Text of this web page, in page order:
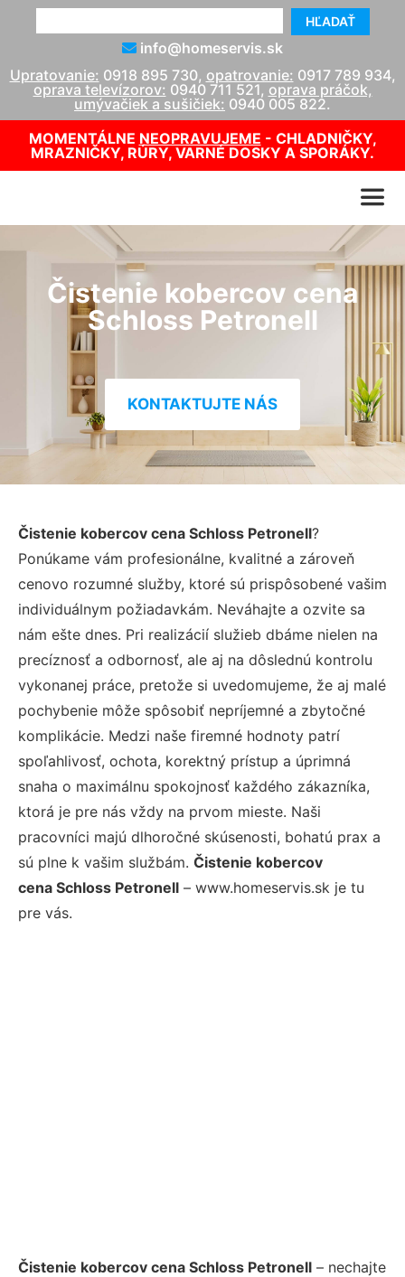
HĽADAŤ
info@homeservis.sk
Upratovanie: 0918 895 730, opatrovanie: 0917 789 934,
oprava televízorov: 0940 711 521, oprava práčok,
umývačiek a sušičiek: 0940 005 822.
MOMENTÁLNE NEOPRAVUJEME - CHLADNIČKY,
MRAZNIČKY, RÚRY, VARNÉ DOSKY A SPORÁKY.
Čistenie kobercov cena
Schloss Petronell
KONTAKTUJTE NÁS
Čistenie kobercov cena Schloss Petronell?
Ponúkame vám profesionálne, kvalitné a zároveň
cenovo rozumné služby, ktoré sú prispôsobené vašim
individuálnym požiadavkám. Neváhajte a ozvite sa
nám ešte dnes. Pri realizácií služieb dbáme nielen na
precíznosť a odbornosť, ale aj na dôslednú kontrolu
vykonanej práce, pretože si uvedomujeme, že aj malé
pochybenie môže spôsobiť nepríjemné a zbytočné
komplikácie. Medzi naše firemné hodnoty patrí
spoľahlivosť, ochota, korektný prístup a úprimná
snaha o maximálnu spokojnosť každého zákazníka,
ktorá je pre nás vždy na prvom mieste. Naši
pracovníci majú dlhoročné skúsenosti, bohatú prax a
sú plne k vašim službám. Čistenie kobercov
cena Schloss Petronell – www.homeservis.sk je tu
pre vás.
Čistenie kobercov cena Schloss Petronell – nechajte